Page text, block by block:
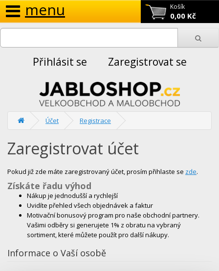
Košík
0,00 Kč
menu
Přihlásit se Zaregistrovat se
Účet Registrace
Zaregistrovat účet
Pokud již zde máte zaregistrovaný účet, prosím přihlaste se zde.
Získáte řadu výhod
Nákup je jednodušší a rychlejší
Uvidíte přehled všech objednávek a faktur
Motivační bonusový program pro naše obchodní partnery.
Vašimi odběry si generujete 1% z obratu na vybraný
sortiment, které můžete použít pro další nákupy.
Informace o Vaší osobě